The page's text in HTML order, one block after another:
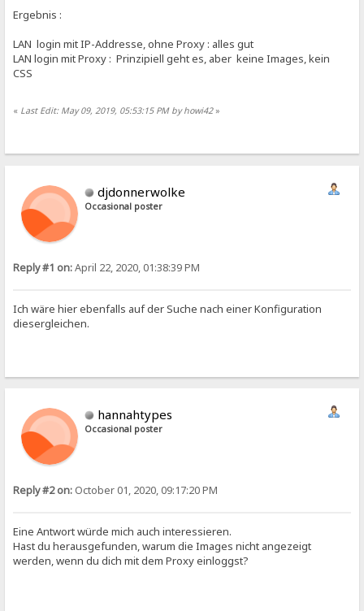
Ergebnis :
LAN login mit IP-Addresse, ohne Proxy : alles gut
LAN login mit Proxy : Prinzipiell geht es, aber keine Images, kein
CSS
« Last Edit: May 09, 2019, 05:53:15 PM by howi42»
djdonnerwolke
Occasional poster
Reply #1 on:April 22, 2020, 01:38:39 PM
Ich wäre hier ebenfalls auf der Suche nach einer Konfiguration
diesergleichen.
hannahtypes
Occasional poster
Reply #2 on: October 01, 2020, 09:17:20 PM
Eine Antwort würde mich auch interessieren.
Hast du herausgefunden, warum die Images nicht angezeigt
werden, wenn du dich mit dem Proxy einloggst?